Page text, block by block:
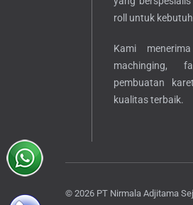
roll untuk
Kami
machinging,
pembuatan
kualitas terbaik.
© 2026 PT Nirmala Adjitama